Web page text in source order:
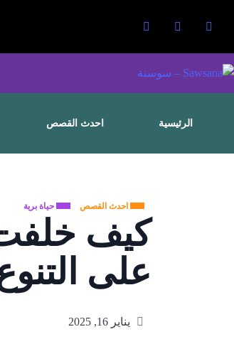
الرئيسية احدث القصص
احدث القصص حياة برية
كيف
على
يناير 16, 2025